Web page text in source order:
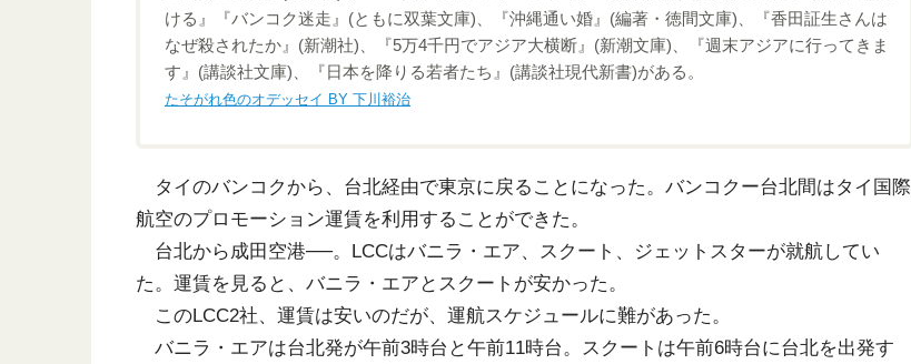
ける』『バンコク迷走』(ともに双葉文庫)、『沖縄通い婚』(編著・徳間文庫)、『香田証生さんは
なぜ殺されたか』(新潮社)、『5万4千円でアジア大横断』(新潮文庫)、『週末アジアに行ってきま
す』(講談社文庫)、『日本を降りる若者たち』(講談社現代新書)がある。
たそがれ色のオデッセイ BY 下川裕治
タイのバンコクから、台北経由で東京に戻ることになった。バンコクー台北間はタイ国際
航空のプロモーション運賃を利用することができた。
台北から成田空港──。LCCはバニラ・エア、スクート、ジェットスターが就航してい
た。運賃を見ると、バニラ・エアとスクートが安かった。
このLCC2社、運賃は安いのだが、運航スケジュールに難があった。
バニラ・エアは台北発が午前3時台と午前11時台。スクートは午前6時台に台北を出発す